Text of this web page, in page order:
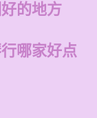
的地方
哪家好点